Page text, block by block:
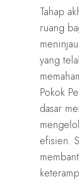
Tahap
ruang
yang
Pokok
dasar
efisien.